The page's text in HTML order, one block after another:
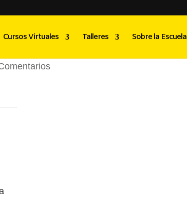
Cursos Virtuales Talleres Sobre la Escuela
Martínez